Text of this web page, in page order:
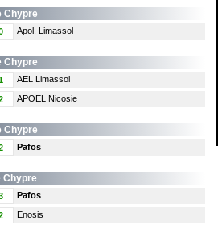
Chypre
Apol. Limassol
Chypre
AEL Limassol
APOEL Nicosie
Chypre
Pafos
Chypre
Pafos
Enosis